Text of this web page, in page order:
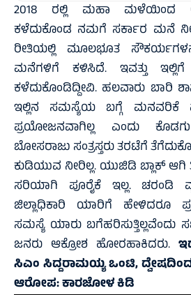
2018 ರಲ್ಲಿ ಮಹಾ ಮಳೆಯಿಂದ
ಕಳೆದುಕೊಂಡ ನಮಗೆ ಸರ್ಕಾರ ಮನೆ
ರೀತಿಯಲ್ಲಿ ಮೂಲಭೂತ
ಮನೆಗಳಿಗೆ ಕಳಿಸಿದೆ. ಇವತ್ತು
ಕಳೆದುಕೊಂಡಿದ್ದೀವಿ. ಹಲವಾರು ಬಾರಿ
ಇಲ್ಲಿನ ಸಮಸ್ಯೆಯ ಬಗ್ಗೆ ಮನವರಿಕೆ
ಪ್ರಯೋಜನವಾಗಿಲ್ಲ ಎಂದು
ಬೋಸರಾಜು ಸಂತ್ರಸ್ತರು ತರಟೆಗೆ
ಕುಡಿಯುವ ನೀರಿಲ್ಲ. ಯುಜಿಡಿ ಬ್ಲಾಕ್ ಆಗಿ
ಸರಿಯಾಗಿ ಪೂರೈಕೆ ಇಲ್ಲ. ಚರಂಡಿ
ಜಿಲ್ಲಾಧಿಕಾರಿ ಯಾರಿಗೆ ಹೇಳಿದರೂ
ಸಮಸ್ಯೆ ಯಾರು ಬಗೆಹರಿಸುತ್ತಿಲ್ಲವೆಂದು
ಜನರು ಆಕ್ರೋಶ ಹೋರಹಾಕಿದರು.
ಸಿಎಂ ಸಿದ್ದರಾಮಯ್ಯ ಒಂಟಿ,
ಆರೋಪ: ಕಾರಜೋಳ ಕಿಡಿ